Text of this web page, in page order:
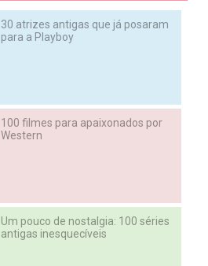
30 atrizes antigas que já posaram
para a Playboy
100 filmes para apaixonados por
Western
Um pouco de nostalgia: 100 séries
antigas inesquecíveis